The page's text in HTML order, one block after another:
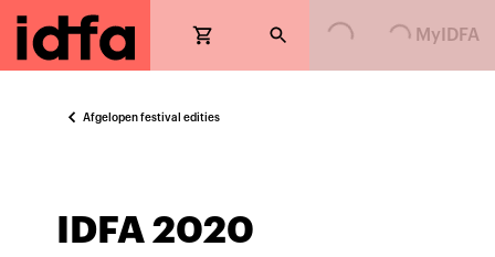
Loading...Loading...
MyIDFA
Afgelopen festival edities
IDFA 2020